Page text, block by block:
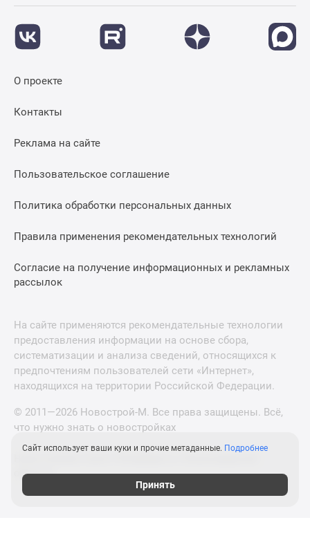
О проекте
Контакты
Реклама на сайте
Пользовательское соглашение
Политика обработки персональных данных
Правила применения рекомендательных технологий
Согласие на получение информационных и рекламных
рассылок
На сайте применяются рекомендательные технологии
предоставления информации на основе сбора,
систематизации и анализа сведений, относящихся к
предпочтениям пользователей сети «Интернет»,
находящихся на территории Российской Федерации.
© 2011—2026 Новострой-М. Все права защищены. Всё,
что нужно знать о новостройках
области
Сайт использует ваши куки и прочие метаданные. Подробнее
Принять